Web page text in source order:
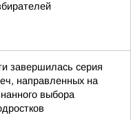
завершилась серия
направленных на
выбора